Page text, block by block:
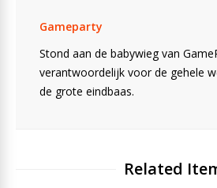
Gameparty
Stond aan de babywieg van
verantwoordelijk voor de gehele
de grote eindbaas.
Related